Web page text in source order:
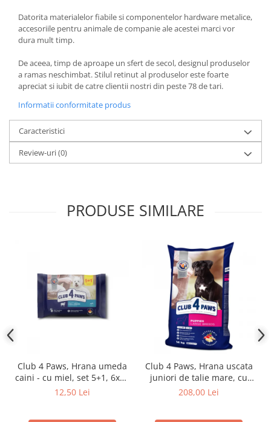
Datorita materialelor fiabile si componentelor hardware metalice,
accesoriile pentru animale de companie ale acestei marci vor
dura mult timp.
De aceea, timp de aproape un sfert de secol, designul produselor
a ramas neschimbat. Stilul retinut al produselor este foarte
apreciat si iubit de catre clientii nostri din peste 78 de tari.
Informatii conformitate produs
Caracteristici
Review-uri(0)
PRODUSE SIMILARE
Club 4 Paws, Hrana umeda
caini - cu miel, set 5+1, 6x80
g
12,50 Lei
Club 4 Paws, Hrana uscata
juniori de talie mare, cu
pui, 14kg
208,00 Lei